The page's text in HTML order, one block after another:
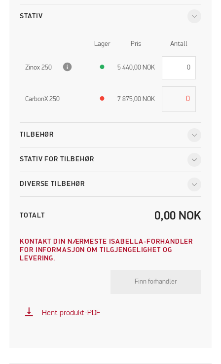
STATIV
Lager Pris Antall
Zinox 250 info ● 5 440,00 NOK
CarbonX 250 ● 7 875,00 NOK
TILBEHØR
STATIV FOR TILBEHØR
DIVERSE TILBEHØR
TOTALT 0,00 NOK
KONTAKT DIN NÆRMESTE ISABELLA-FORHANDLER
FOR INFORMASJON OM TILGJENGELIGHET OG
LEVERING.
Finn forhandler
vertical_align_bottom Hent produkt-PDF